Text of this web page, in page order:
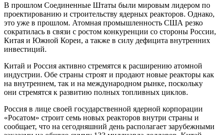
В прошлом Соединенные Штаты были мировым лидером по
проектированию и строительству ядерных реакторов. Однако,
это уже в прошлом. Атомная промышленность США резко
сократилась в связи с ростом конкуренции со стороны России,
Китая и Южной Кореи, а также в силу дефицита внутренних
инвестиций.
Китай и Россия активно стремятся к расширению атомной
индустрии. Обе страны строят и продают новые реакторы как
на внутреннем, так и на международном рынке, поскольку
они стремятся к развитию полных топливных циклов.
Россия в лице своей государственной ядерной корпорации
«Росатом» строит семь новых реакторов внутри страны и
сообщает, что на сегодняшний день располагает зарубежными